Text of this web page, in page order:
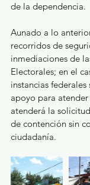
de la dependencia.
Aunado a lo
recorridos de
inmediaciones de
Electorales; en el
instancias
apoyo para
atenderá la
de contención sin
ciudadanía.